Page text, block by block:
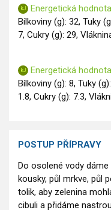
Energetická
Bílkoviny (g): 32, Tuky
7, Cukry (g): 29,
Energetická
Bílkoviny (g): 8, Tuky
1.8, Cukry (g): 7.3,
POSTUP PŘÍPRAVY
Do osolené vody
kousky, půl mrkve, půl
tolik, aby zelenina
cibuli a přidáme